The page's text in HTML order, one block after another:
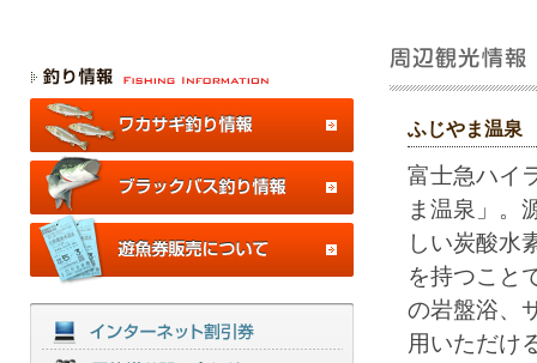
ふじやま温泉
富士急ハイ
ま温泉」。
しい炭酸水
を持つこと
の岩盤浴、
用いただけ